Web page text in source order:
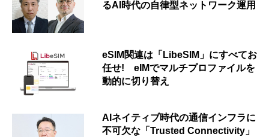
るAI時代の自律型ネットワーク運用
eSIM関連は「LibeSIM」にすべてお
任せ! eIMでマルチプロファイルを
動的に切り替え
AIネイティブ時代の通信インフラに
不可欠な「Trusted Connectivity」